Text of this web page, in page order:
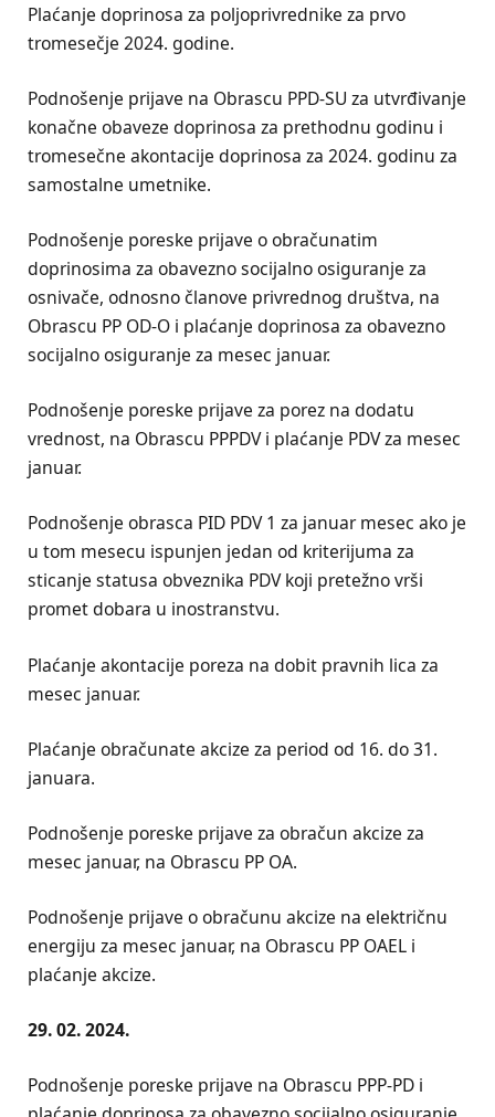
Plaćanje doprinosa za poljoprivrednike za prvo
tromesečje 2024. godine.
Podnošenje prijave na Obrascu PPD-SU za utvrđivanje
konačne obaveze doprinosa za prethodnu godinu i
tromesečne akontacije doprinosa za 2024. godinu za
samostalne umetnike.
Podnošenje poreske prijave o obračunatim
doprinosima za obavezno socijalno osiguranje za
osnivače, odnosno članove privrednog društva, na
Obrascu PP OD-O i plaćanje doprinosa za obavezno
socijalno osiguranje za mesec januar.
Podnošenje poreske prijave za porez na dodatu
vrednost, na Obrascu PPPDV i plaćanje PDV za mesec
januar.
Podnošenje obrasca PID PDV 1 za januar mesec ako je
u tom mesecu ispunjen jedan od kriterijuma za
sticanje statusa obveznika PDV koji pretežno vrši
promet dobara u inostranstvu.
Plaćanje akontacije poreza na dobit pravnih lica za
mesec januar.
Plaćanje obračunate akcize za period od 16. do 31.
januara.
Podnošenje poreske prijave za obračun akcize za
mesec januar, na Obrascu PP OA.
Podnošenje prijave o obračunu akcize na električnu
energiju za mesec januar, na Obrascu PP OAEL i
plaćanje akcize.
29. 02. 2024.
Podnošenje poreske prijave na Obrascu PPP-PD i